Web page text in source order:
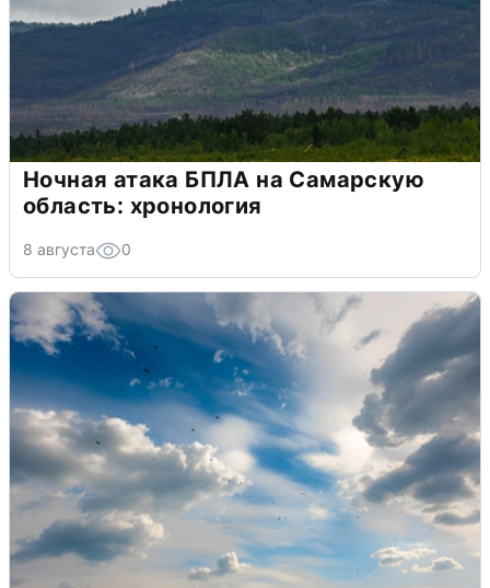
Ночная атака БПЛА на Самарскую
область: хронология
8 августа 0